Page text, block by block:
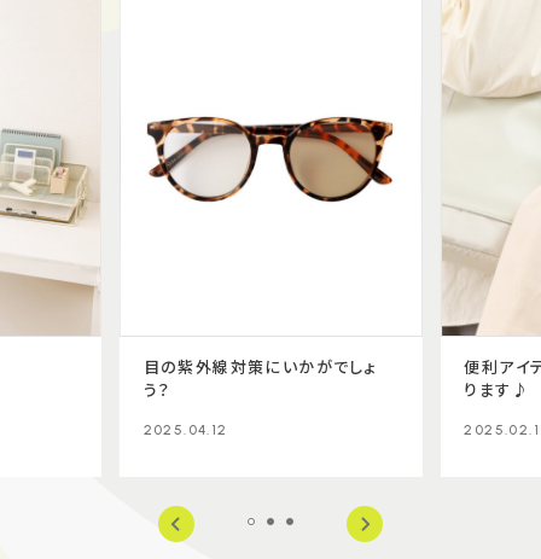
目の紫外線対策にいかがでしょ
う？
2025.04.12
便利アイ
ります♪